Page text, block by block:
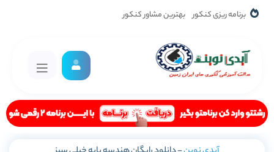
برنامه ریزی کنکور بهترین مشاور کنکور